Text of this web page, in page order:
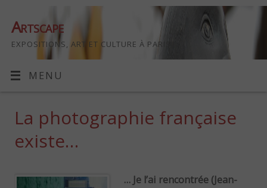
Artscape
EXPOSITIONS, ART ET CULTURE À PARIS
MENU
La photographie française
existe…
… Je l’ai rencontrée (Jean-